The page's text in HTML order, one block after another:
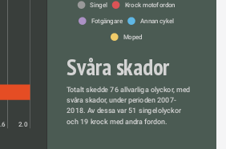
Singel Krock motofordon
Fotgängare Annan cykel
Moped
2.0
Svåra skador
Totalt skedde 76 allvarliga olyckor, med
svåra skador, under perioden 2007-
2018. Av dessa var 51 singelolyckor
och 19 krock med andra fordon.